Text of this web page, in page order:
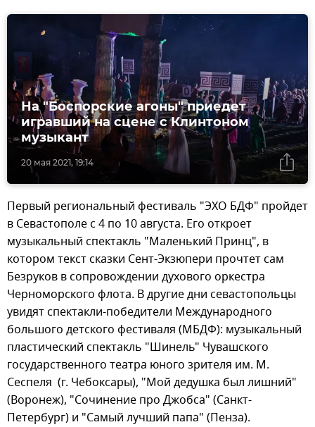
20 мая 2021, 19:14
На "Боспорские агоны" приедет
игравший на сцене с Клинтоном
музыкант
Первый региональный фестиваль "ЭХО БДФ" пройдет
в Севастополе с 4 по 10 августа. Его откроет
музыкальный спектакль "Маленький Принц", в
котором текст сказки Сент-Экзюпери прочтет сам
Безруков в сопровождении духового оркестра
Черноморского флота. В другие дни севастопольцы
увидят спектакли-победители Международного
большого детского фестиваля (МБДФ): музыкальный
пластический спектакль "Шинель" Чувашского
государственного театра юного зрителя им. М.
Сеспеля (г. Чебоксары), "Мой дедушка был лишний"
(Воронеж), "Сочинение про Джобса" (Санкт-
Петербург) и "Самый лучший папа" (Пенза).